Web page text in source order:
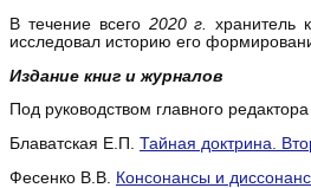
В течение всего 2020 г. хранитель
исследовал историю его
Издание книг и журналов
Под руководством главного
Блаватская Е.П. Тайная доктрина.
Фесенко В.В. Консонансы и